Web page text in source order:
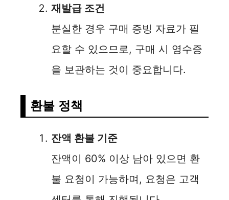
재발급 조건
분실한 경우 구매 증빙 자료가 필
요할 수 있으므로, 구매 시 영수증
을 보관하는 것이 중요합니다.
환불 정책
잔액 환불 기준
잔액이 60% 이상 남아 있으면 환
불 요청이 가능하며, 요청은 고객